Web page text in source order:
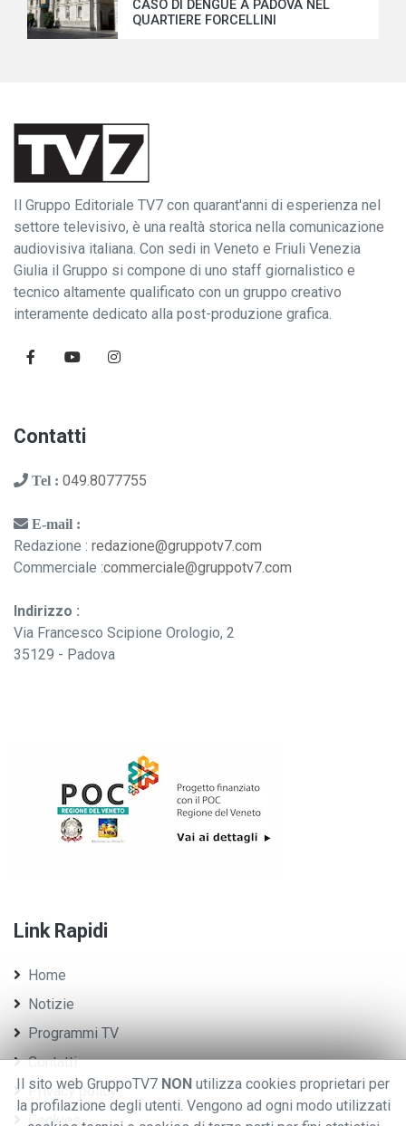
CASO DI DENGUE A PADOVA NEL
QUARTIERE FORCELLINI
Il Gruppo Editoriale TV7 con quarant'anni di esperienza nel
settore televisivo, è una realtà storica nella comunicazione
audiovisiva italiana. Con sedi in Veneto e Friuli Venezia
Giulia il Gruppo si compone di uno staff giornalistico e
tecnico altamente qualificato con un gruppo creativo
interamente dedicato alla post-produzione grafica.
Contatti
Tel : 049.8077755
E-mail :
Redazione : redazione@gruppotv7.com
Commerciale :commerciale@gruppotv7.com
Indirizzo :
Via Francesco Scipione Orologio, 2
35129 - Padova
Link Rapidi
Home
Notizie
Programmi TV
Contatti
Privacy policy
Cookies
Il sito web GruppoTV7 NON utilizza cookies proprietari per
la profilazione degli utenti. Vengono ad ogni modo utilizzati